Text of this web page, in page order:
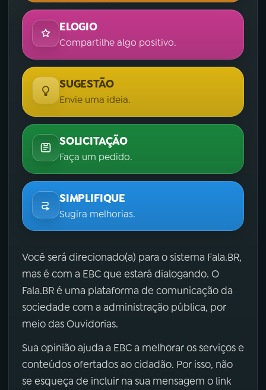
ELOGIO
Compartilhe algo positivo.
SUGESTÃO
Envie uma ideia.
SOLICITAÇÃO
Faça um pedido.
SIMPLIFIQUE
Sugira melhorias.
Você será direcionado(a) para o sistema Fala.BR,
mas é com a EBC que estará dialogando. O
Fala.BR é uma plataforma de comunicação da
sociedade com a administração pública, por
meio das Ouvidorias.
Sua opinião ajuda a EBC a melhorar os serviços e
conteúdos ofertados ao cidadão. Por isso, não
se esqueça de incluir na sua mensagem o link